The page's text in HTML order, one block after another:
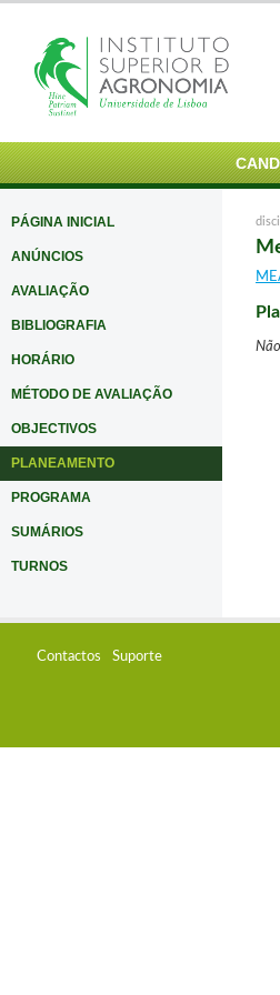
PÁGINA INICIAL
ANÚNCIOS
AVALIAÇÃO
BIBLIOGRAFIA
HORÁRIO
MÉTODO DE AVALIAÇÃO
OBJECTIVOS
PLANEAMENTO
PROGRAMA
SUMÁRIOS
TURNOS
Contactos
Suporte